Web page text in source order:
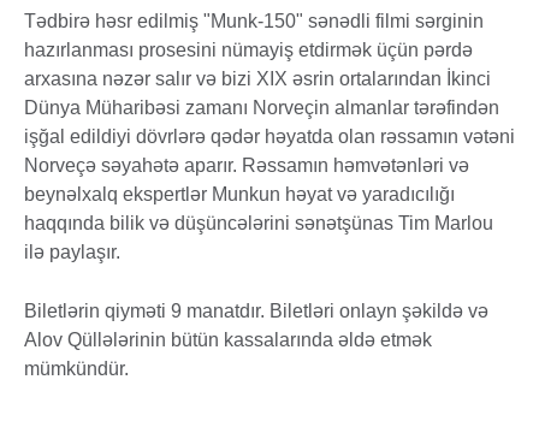
Tədbirə həsr edilmiş "Munk-150" sənədli filmi sərginin
hazırlanması prosesini nümayiş etdirmək üçün pərdə
arxasına nəzər salır və bizi XIX əsrin ortalarından İkinci
Dünya Müharibəsi zamanı Norveçin almanlar tərəfindən
işğal edildiyi dövrlərə qədər həyatda olan rəssamın vətəni
Norveçə səyahətə aparır. Rəssamın həmvətənləri və
beynəlxalq ekspertlər Munkun həyat və yaradıcılığı
haqqında bilik və düşüncələrini sənətşünas Tim Marlou
ilə paylaşır.
Biletlərin qiyməti 9 manatdır. Biletləri onlayn şəkildə və
Alov Qüllələrinin bütün kassalarında əldə etmək
mümkündür.